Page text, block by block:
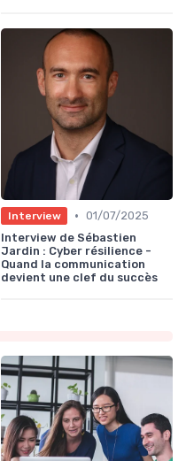
Interview • 01/07/2025
Interview de Sébastien
Jardin : Cyber résilience -
Quand la communication
devient une clef du succès